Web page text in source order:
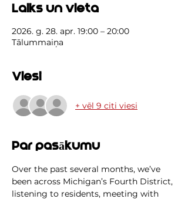
Laiks un vieta
2026. g. 28. apr. 19:00 – 20:00
Tālummaiņa
Viesi
+ vēl 9 citi viesi
Par pasākumu
Over the past several months, we’ve
been across Michigan’s Fourth District,
listening to residents, meeting with